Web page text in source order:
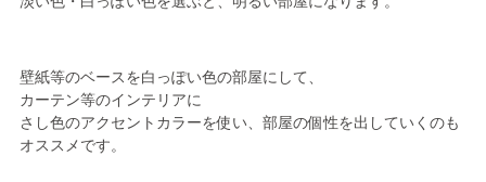
壁紙等のベースを白っぽい色の部屋にして、
カーテン等のインテリアに
さし色のアクセントカラーを使い、部屋の個性を出していくのも
オススメです。